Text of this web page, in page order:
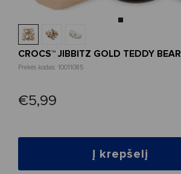
CROCS™ JIBBITZ GOLD TEDDY BEAR
Prekės kodas: 10011085
€5,99
Į krepšelį